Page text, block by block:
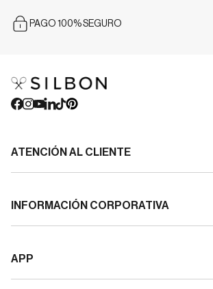
PAGO 100% SEGURO
ATENCIÓN AL CLIENTE
Envíos
Desistimiento / cancelar pedido
INFORMACIÓN CORPORATIVA
Transparencia y Sostenibilidad
APP